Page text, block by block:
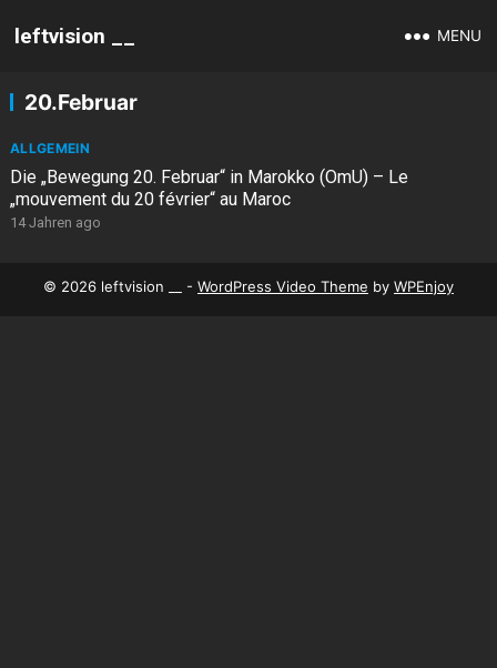
leftvision __ MENU
20.Februar
ALLGEMEIN
Die „Bewegung 20. Februar“ in Marokko (OmU) – Le
„mouvement du 20 février“ au Maroc
14 Jahren ago
© 2026 leftvision __ - WordPress Video Theme by WPEnjoy